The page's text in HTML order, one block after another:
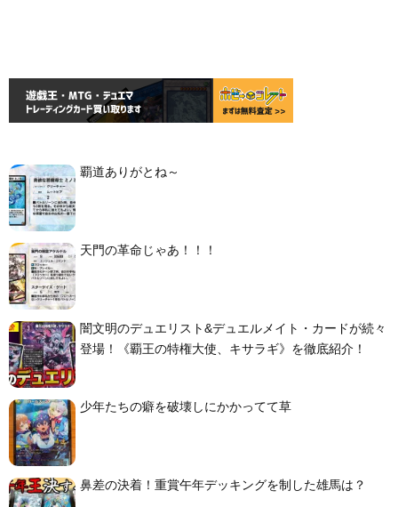
覇道ありがとね～
天門の革命じゃあ！！！
闇文明のデュエリスト&デュエルメイト・カードが続々
登場！《覇王の特権大使、キサラギ》を徹底紹介！
少年たちの癖を破壊しにかかってて草
鼻差の決着！重賞午年デッキングを制した雄馬は？